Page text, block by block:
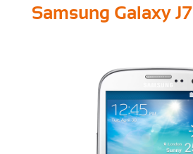
Samsung Galaxy J7